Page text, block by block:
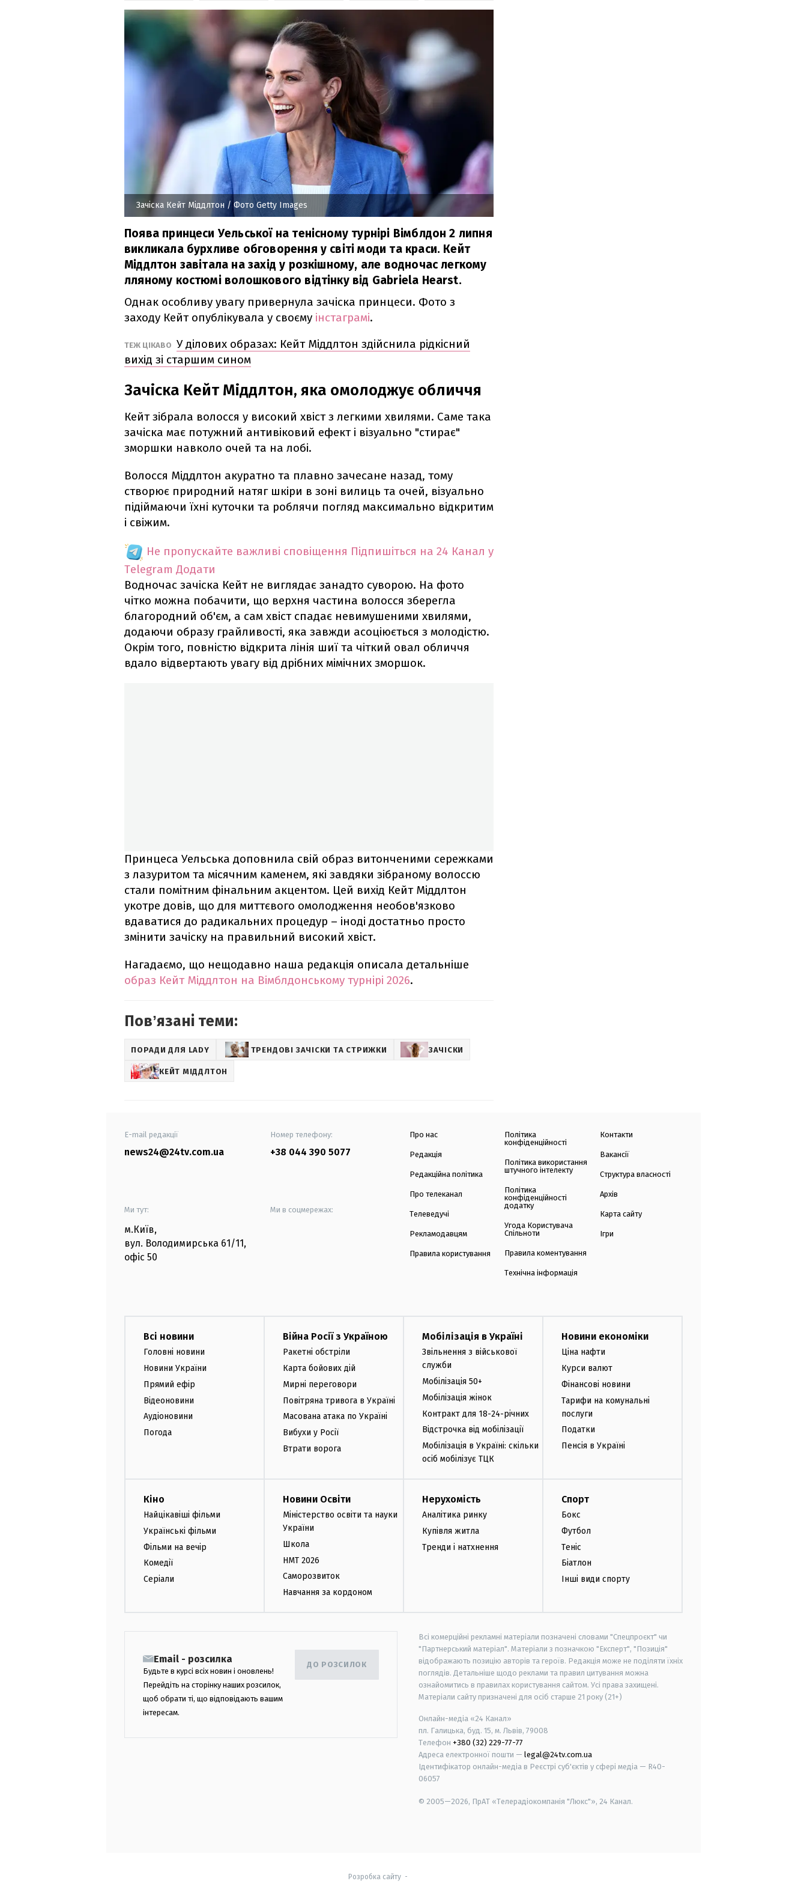
Зачіска Кейт Міддлтон / Фото Getty Images
Поява принцеси Уельської на тенісному турнірі Вімблдон 2 липня
викликала бурхливе обговорення у світі моди та краси. Кейт
Міддлтон завітала на захід у розкішному, але водночас легкому
лляному костюмі волошкового відтінку від Gabriela Hearst.
Однак особливу увагу привернула зачіска принцеси. Фото з
заходу Кейт опублікувала у своєму інстаграмі.
ТЕЖ ЦІКАВО У ділових образах: Кейт Міддлтон здійснила рідкісний
вихід зі старшим сином
Зачіска Кейт Міддлтон, яка омолоджує обличчя
Кейт зібрала волосся у високий хвіст з легкими хвилями. Саме така
зачіска має потужний антивіковий ефект і візуально "стирає"
зморшки навколо очей та на лобі.
Волосся Міддлтон акуратно та плавно зачесане назад, тому
створює природний натяг шкіри в зоні вилиць та очей, візуально
підіймаючи їхні куточки та роблячи погляд максимально відкритим
і свіжим.
Не пропускайте важливі сповіщення Підпишіться на 24 Канал у
Telegram Додати
Водночас зачіска Кейт не виглядає занадто суворою. На фото
чітко можна побачити, що верхня частина волосся зберегла
благородний об'єм, а сам хвіст спадає невимушеними хвилями,
додаючи образу грайливості, яка завжди асоціюється з молодістю.
Окрім того, повністю відкрита лінія шиї та чіткий овал обличчя
вдало відвертають увагу від дрібних мімічних зморшок.
Принцеса Уельська доповнила свій образ витонченими сережками
з лазуритом та місячним каменем, які завдяки зібраному волоссю
стали помітним фінальним акцентом. Цей вихід Кейт Міддлтон
укотре довів, що для миттєвого омолодження необов'язково
вдаватися до радикальних процедур – іноді достатньо просто
змінити зачіску на правильний високий хвіст.
Нагадаємо, що нещодавно наша редакція описала детальніше
образ Кейт Міддлтон на Вімблдонському турнірі 2026.
Повʼязані теми:
ПОРАДИ ДЛЯ LADY ТРЕНДОВІ ЗАЧІСКИ ТА СТРИЖКИ ЗАЧІСКИ
КЕЙТ МІДДЛТОН
E-mail редакції
news24@24tv.com.ua
Номер телефону:
+38 044 390 5077
Ми тут:
м.Київ,
вул. Володимирська 61/11,
офіс 50
Ми в соцмережах:
Про нас
Редакція
Редакційна політика
Про телеканал
Телеведучі
Рекламодавцям
Правила користування
Політика
конфіденційності
Політика використання
штучного інтелекту
Політика
конфіденційності
додатку
Угода Користувача
Спільноти
Правила коментування
Технічна інформація
Контакти
Вакансії
Структура власності
Архів
Карта сайту
Ігри
Всі новини
Головні новини
Новини України
Прямий ефір
Відеоновини
Аудіоновини
Погода
Війна Росії з Україною
Ракетні обстріли
Карта бойових дій
Мирні переговори
Повітряна тривога в Україні
Масована атака по Україні
Вибухи у Росії
Втрати ворога
Мобілізація в Україні
Звільнення з військової
служби
Мобілізація 50+
Мобілізація жінок
Контракт для 18-24-річних
Відстрочка від мобілізації
Мобілізація в Україні: скільки
осіб мобілізує ТЦК
Новини економіки
Ціна нафти
Курси валют
Фінансові новини
Тарифи на комунальні
послуги
Податки
Пенсія в Україні
Кіно
Найцікавіші фільми
Українські фільми
Фільми на вечір
Комедії
Серіали
Новини Освіти
Міністерство освіти та науки
України
Школа
НМТ 2026
Саморозвиток
Навчання за кордоном
Нерухомість
Аналітика ринку
Купівля житла
Тренди і натхнення
Спорт
Бокс
Футбол
Теніс
Біатлон
Інші види спорту
Email - розсилка
Будьте в курсі всіх новин і оновлень!
Перейдіть на сторінку наших розсилок,
щоб обрати ті, що відповідають вашим
інтересам.
ДО РОЗСИЛОК
Всі комерційні рекламні матеріали позначені словами "Спецпроєкт" чи
"Партнерський матеріал". Матеріали з позначкою "Експерт", "Позиція"
відображають позицію авторів та героїв. Редакція може не поділяти їхніх
поглядів. Детальніше щодо реклами та правил цитування можна
ознайомитись в правилах користування сайтом. Усі права захищені.
Матеріали сайту призначені для осіб старше 21 року (21+)
Онлайн-медіа «24 Канал»
пл. Галицька, буд. 15, м. Львів, 79008
Телефон +380 (32) 229-77-77
Адреса електронної пошти — legal@24tv.com.ua
Ідентифікатор онлайн-медіа в Реєстрі суб'єктів у сфері медіа — R40-
06057
© 2005—2026, ПрАТ «Телерадіокомпанія "Люкс"», 24 Канал.
Розробка сайту-